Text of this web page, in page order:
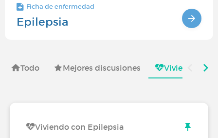
Ficha de enfermedad
Epilepsia
Todo Mejores discusiones Viviendo con
Viviendo con Epilepsia